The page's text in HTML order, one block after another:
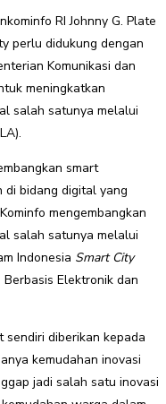
RI Johnny G. Plate
perlu didukung dengan
Komunikasi dan
meningkatkan
salah satunya melalui
smart
di bidang digital yang
mengembangkan
salah satunya melalui
Indonesia Smart City
Elektronik dan
sendiri diberikan kepada
kemudahan inovasi
jadi salah satu inovasi